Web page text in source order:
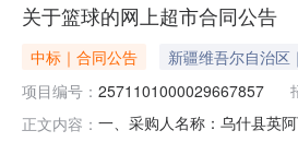
关于篮球的网上超市合同公告
中标｜合同公告
新疆维吾尔自治区
项目编号： 2571101000029667857
正文内容： 一、采购人名称：乌什县英